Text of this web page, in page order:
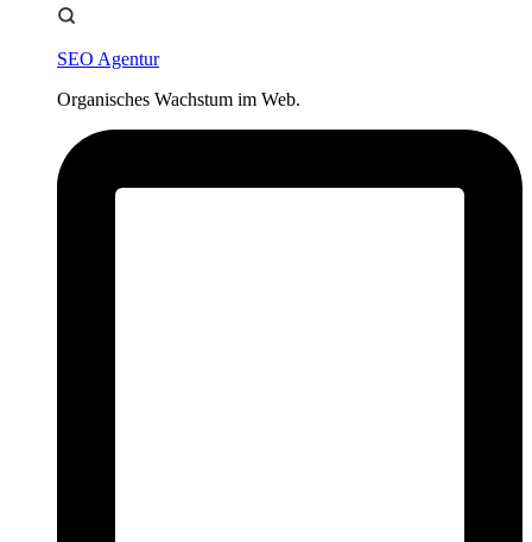
SEO Agentur
Organisches Wachstum im Web.